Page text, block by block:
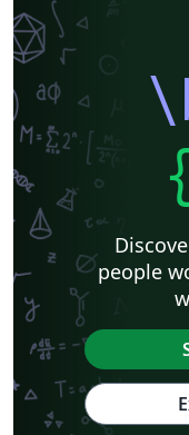
people